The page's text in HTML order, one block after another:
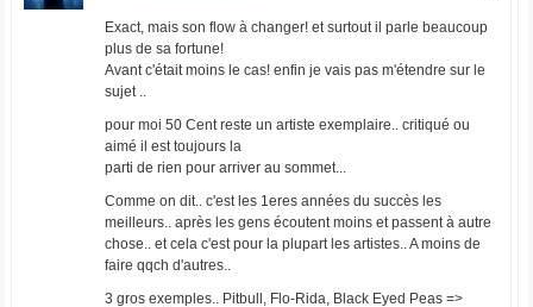
Exact, mais son flow à changer! et surtout il parle beaucoup
plus de sa fortune!
Avant c'était moins le cas! enfin je vais pas m'étendre sur le
sujet ..
pour moi 50 Cent reste un artiste exemplaire.. critiqué ou
aimé il est toujours la
parti de rien pour arriver au sommet...
Comme on dit.. c'est les 1eres années du succès les
meilleurs.. après les gens écoutent moins et passent à autre
chose.. et cela c'est pour la plupart les artistes.. A moins de
faire qqch d'autres..
3 gros exemples.. Pitbull, Flo-Rida, Black Eyed Peas =>